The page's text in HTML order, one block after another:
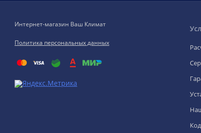
Интернет-магазин Ваш Климат
Политика персональных данных